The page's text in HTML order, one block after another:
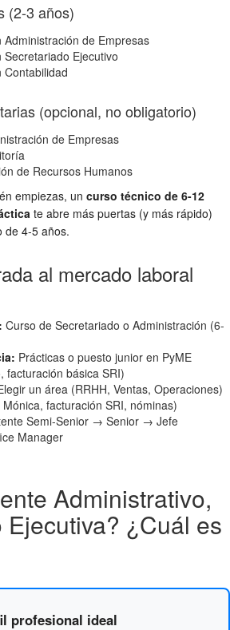
(2-3 años)
de Empresas
Ejecutivo
Contabilidad
(opcional, no obligatorio)
de Empresas
de Recursos Humanos
empiezas, un curso técnico de 6-12
te abre más puertas (y más rápido)
de 4-5 años.
al mercado laboral
Curso de Secretariado o Administración (6-
Prácticas o puesto junior en PyME
facturación básica SRI)
un área (RRHH, Ventas, Operaciones)
facturación SRI, nóminas)
Semi-Senior → Senior → Jefe
Manager
Administrativo,
¿Cuál es
profesional ideal